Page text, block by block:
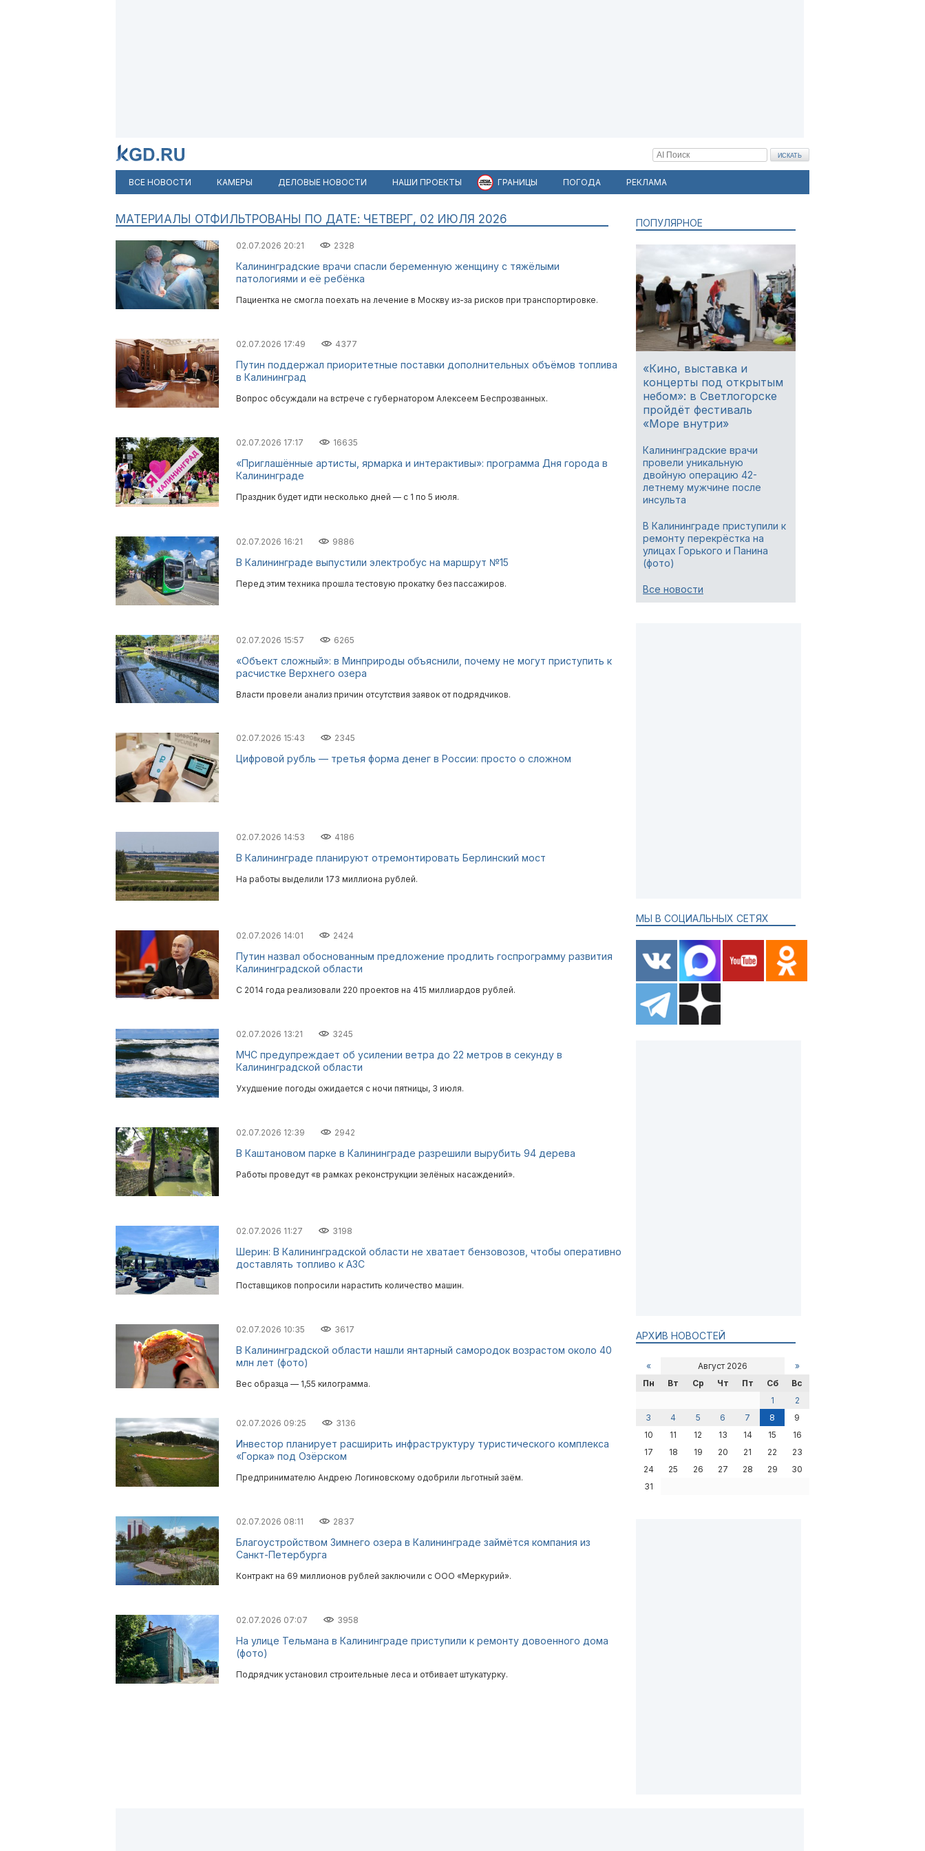
ВСЕ НОВОСТИ КАМЕРЫ ДЕЛОВЫЕ НОВОСТИ НАШИ ПРОЕКТЫ ГРАНИЦЫ ПОГОДА РЕКЛАМА
МАТЕРИАЛЫ ОТФИЛЬТРОВАНЫ ПО ДАТЕ: ЧЕТВЕРГ, 02 ИЮЛЯ 2026
02.07.2026 20:21 2328
Калининградские врачи спасли беременную женщину с тяжёлыми
патологиями и её ребёнка
Пациентка не смогла поехать на лечение в Москву из-за рисков при транспортировке.
02.07.2026 17:49 4377
Путин поддержал приоритетные поставки дополнительных объёмов топлива
в Калининград
Вопрос обсуждали на встрече с губернатором Алексеем Беспрозванных.
02.07.2026 17:17 16635
«Приглашённые артисты, ярмарка и интерактивы»: программа Дня города в
Калининграде
Праздник будет идти несколько дней — с 1 по 5 июля.
02.07.2026 16:21 9886
В Калининграде выпустили электробус на маршрут №15
Перед этим техника прошла тестовую прокатку без пассажиров.
02.07.2026 15:57 6265
«Объект сложный»: в Минприроды объяснили, почему не могут приступить к
расчистке Верхнего озера
Власти провели анализ причин отсутствия заявок от подрядчиков.
02.07.2026 15:43 2345
Цифровой рубль — третья форма денег в России: просто о сложном
02.07.2026 14:53 4186
В Калининграде планируют отремонтировать Берлинский мост
На работы выделили 173 миллиона рублей.
02.07.2026 14:01 2424
Путин назвал обоснованным предложение продлить госпрограмму развития
Калининградской области
С 2014 года реализовали 220 проектов на 415 миллиардов рублей.
02.07.2026 13:21 3245
МЧС предупреждает об усилении ветра до 22 метров в секунду в
Калининградской области
Ухудшение погоды ожидается с ночи пятницы, 3 июля.
02.07.2026 12:39 2942
В Каштановом парке в Калининграде разрешили вырубить 94 дерева
Работы проведут «в рамках реконструкции зелёных насаждений».
02.07.2026 11:27 3198
Шерин: В Калининградской области не хватает бензовозов, чтобы оперативно
доставлять топливо к АЗС
Поставщиков попросили нарастить количество машин.
02.07.2026 10:35 3617
В Калининградской области нашли янтарный самородок возрастом около 40
млн лет (фото)
Вес образца — 1,55 килограмма.
02.07.2026 09:25 3136
Инвестор планирует расширить инфраструктуру туристического комплекса
«Горка» под Озёрском
Предпринимателю Андрею Логиновскому одобрили льготный заём.
02.07.2026 08:11 2837
Благоустройством Зимнего озера в Калининграде займётся компания из
Санкт-Петербурга
Контракт на 69 миллионов рублей заключили с ООО «Меркурий».
02.07.2026 07:07 3958
На улице Тельмана в Калининграде приступили к ремонту довоенного дома
(фото)
Подрядчик установил строительные леса и отбивает штукатурку.
ПОПУЛЯРНОЕ
«Кино, выставка и
концерты под открытым
небом»: в Светлогорске
пройдёт фестиваль
«Море внутри»
Калининградские врачи
провели уникальную
двойную операцию 42-
летнему мужчине после
инсульта
В Калининграде приступили к
ремонту перекрёстка на
улицах Горького и Панина
(фото)
Все новости
МЫ В СОЦИАЛЬНЫХ СЕТЯХ
АРХИВ НОВОСТЕЙ
« Август 2026
»
Пн
Вт Ср Чт Пт Сб
Вс
1
2
3
4 5 6 7 8
9
10
11 12 13 14 15
16
17
18 19 20 21 22
23
24
25 26 27 28 29
30
31